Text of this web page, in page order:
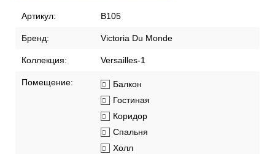
Артикул: В105
Бренд: Victoria Du Monde
Коллекция: Versailles-1
Помещение:
Балкон
Гостиная
Коридор
Спальня
Холл